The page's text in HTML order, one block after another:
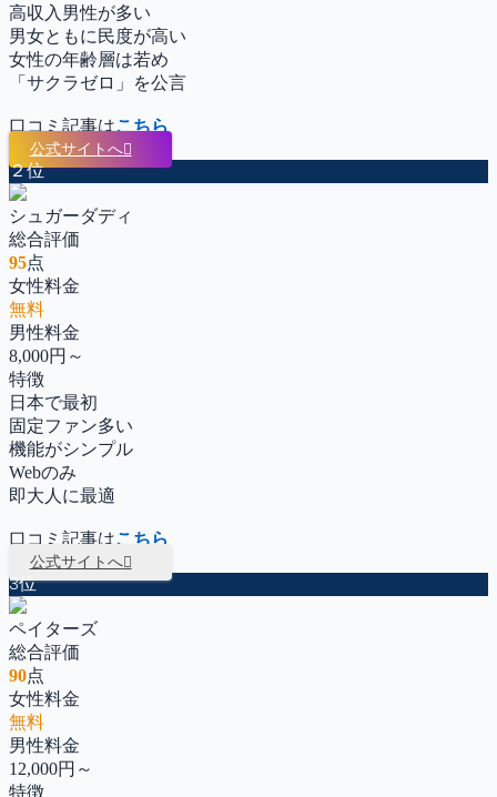
高収入男性が多い
男女ともに民度が高い
女性の年齢層は若め
「サクラゼロ」を公言
口コミ記事はこちら
公式サイトへ
２位
シュガーダディ
総合評価
95点
女性料金
無料
男性料金
8,000円～
特徴
日本で最初
固定ファン多い
機能がシンプル
Webのみ
即大人に最適
口コミ記事はこちら
公式サイトへ
3位
ペイターズ
総合評価
90点
女性料金
無料
男性料金
12,000円～
特徴